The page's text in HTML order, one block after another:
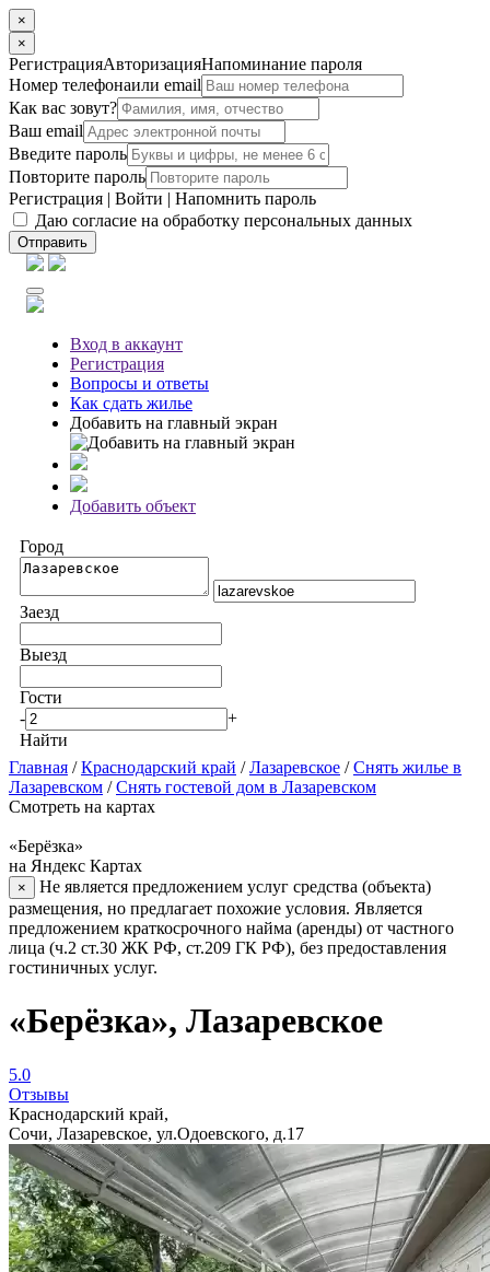
×
×
РегистрацияАвторизацияНапоминание пароля
Номер телефонаили email
Как вас зовут?
Ваш email
Введите пароль
Повторите пароль
Регистрация | Войти | Напомнить пароль
Даю согласие на обработку персональных данных
Отправить
Вход в аккаунт
Регистрация
Вопросы и ответы
Как сдать жилье
Добавить на главный экран
Добавить объект
Город
Заезд
Выезд
Гости
-
+
Найти
Главная /Краснодарский край /Лазаревское /Снять жилье в
Лазаревском /Снять гостевой дом в Лазаревском
Смотреть на картах
«Берёзка»
на Яндекс Картах
×
Не является предложением услуг средства (объекта)
размещения, но предлагает похожие условия. Является
предложением краткосрочного найма (аренды) от частного
лица (ч.2 ст.30 ЖК РФ, ст.209 ГК РФ), без предоставления
гостиничных услуг.
«Берёзка», Лазаревское
5.0
Отзывы
Краснодарский край,
Сочи, Лазаревское, ул.Одоевского, д.17